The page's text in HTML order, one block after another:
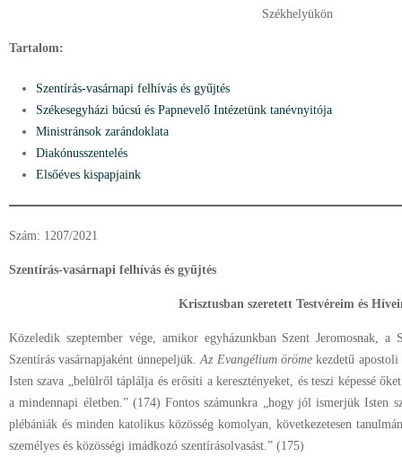
Székhelyükön
Tartalom:
Szentírás-vasárnapi felhívás és gyűjtés
Székesegyházi búcsú és Papnevelő Intézetünk tanévnyitója
Ministránsok zarándoklata
Diakónusszentelés
Elsőéves kispapjaink
Szám: 1207/2021
Szentírás-vasárnapi felhívás és gyűjtés
Krisztusban szeretett Testvéreim és
Közeledik szeptember vége, amikor egyházunkban Szent Jeromosnak, a
Szentírás vasárnapjaként ünnepeljük.Az Evangélium öröme kezdetű
Isten szava „belülről táplálja és erősíti a keresztényeket, és teszi képessé
a mindennapi életben.” (174) Fontos számunkra „hogy jól ismerjük Isten
plébániák és minden katolikus közösség komolyan, következetesen
személyes és közösségi imádkozó szentírásolvasást.” (175)